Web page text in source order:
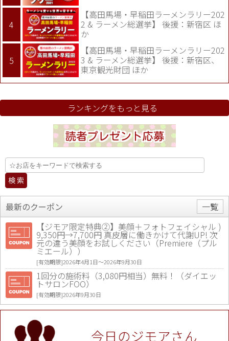
【高田馬場・早稲田ラーメンラリー202
2 & ラーメン総選挙】 後援：新宿区 ほ
か
【高田馬場・早稲田ラーメンラリー202
3 & ラーメン総選挙】 後援：新宿区、
東京観光財団 ほか
ランキングをもっと見る
最新のクーポン
一覧
【ジモア限定特典②】美顔＋フォトフェイシャル )
9,350円→7,700円 真皮層に働きかけて代謝UP! 次
元の違う美顔をお試しください（Premiere（プル
ミエール））
[有効期限]2026年4月1日〜2026年9月30日
1回分の施術料（3,080円相当）無料！（ダイエッ
トサロンFOO）
[有効期限]2026年9月30日
値段提示後「ジモア見た」で更に買い取り金額 U
P！※チケットと新品商品は除く（大黒屋 高田馬場
駅前店）
[有効期限]2026年9月30日今日のジモアさん